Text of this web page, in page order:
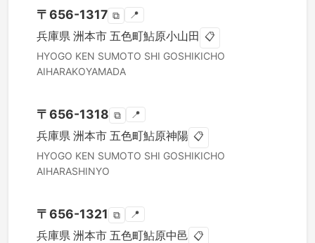
〒656-1317 ⧉ 📍
兵庫県 洲本市 五色町鮎原小山田 📋
HYOGO KEN SUMOTO SHI GOSHIKICHO
AIHARAKOYAMADA
〒656-1318 ⧉ 📍
兵庫県 洲本市 五色町鮎原神陽 📋
HYOGO KEN SUMOTO SHI GOSHIKICHO
AIHARASHINYO
〒656-1321 ⧉ 📍
兵庫県 洲本市 五色町鮎原中邑 📋